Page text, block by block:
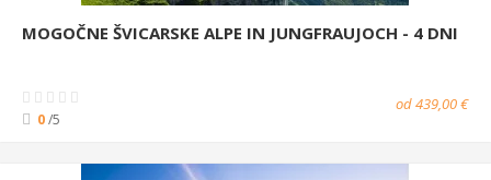
MOGOČNE ŠVICARSKE ALPE IN JUNGFRAUJOCH - 4 DNI
0/5
od 439,00 €